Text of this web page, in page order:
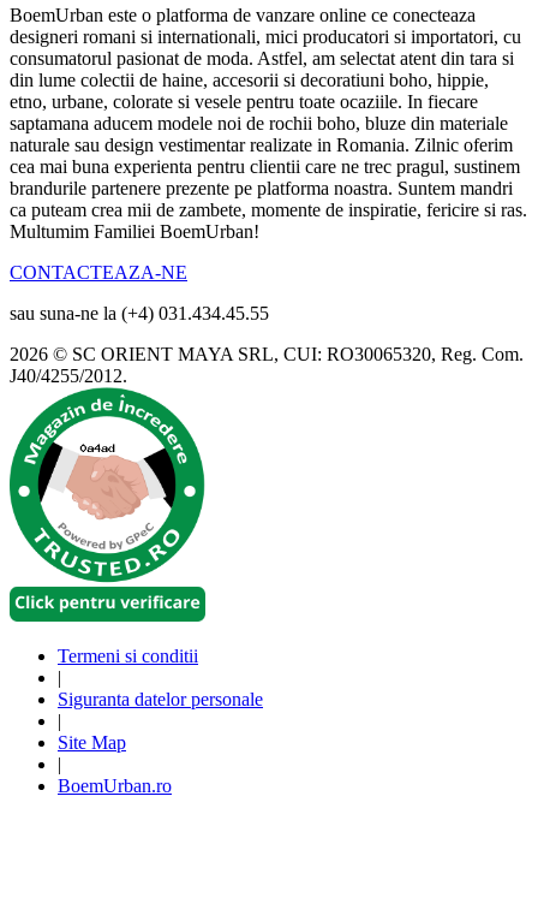
BoemUrban este o platforma de vanzare online ce conecteaza
designeri romani si internationali, mici producatori si importatori, cu
consumatorul pasionat de moda. Astfel, am selectat atent din tara si
din lume colectii de haine, accesorii si decoratiuni boho, hippie,
etno, urbane, colorate si vesele pentru toate ocaziile. In fiecare
saptamana aducem modele noi de rochii boho, bluze din materiale
naturale sau design vestimentar realizate in Romania. Zilnic oferim
cea mai buna experienta pentru clientii care ne trec pragul, sustinem
brandurile partenere prezente pe platforma noastra. Suntem mandri
ca puteam crea mii de zambete, momente de inspiratie, fericire si ras.
Multumim Familiei BoemUrban!
CONTACTEAZA-NE
sau suna-ne la (+4) 031.434.45.55
2026 © SC ORIENT MAYA SRL, CUI: RO30065320, Reg. Com.
J40/4255/2012.
Termeni si conditii
|
Siguranta datelor personale
|
Site Map
|
BoemUrban.ro